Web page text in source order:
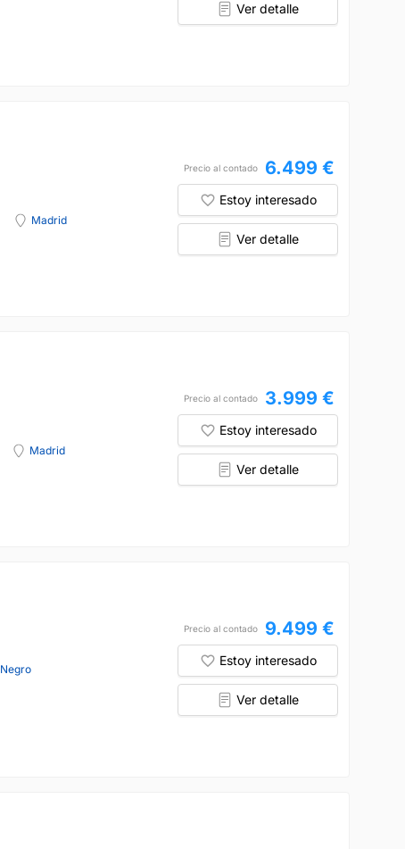
Ver detalle
Madrid
Precio al contado 6.499 €
Estoy interesado
Ver detalle
Madrid
Precio al contado 3.999 €
Estoy interesado
Ver detalle
Negro
Precio al contado 9.499 €
Estoy interesado
Ver detalle